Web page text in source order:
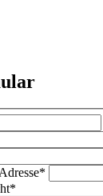
*
*